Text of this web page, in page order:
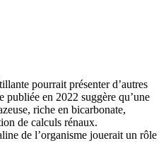
pourrait présenter d’autres
publiée en 2022 suggère qu’une
riche en bicarbonate,
de calculs rénaux.
de l’organisme jouerait un rôle